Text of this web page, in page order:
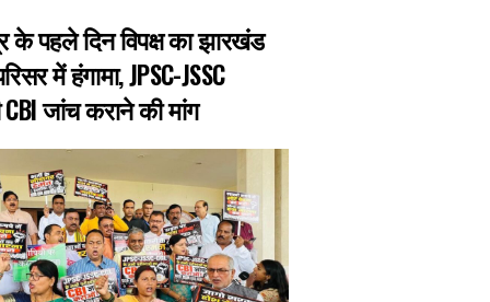
के पहले दिन विपक्ष का झारखंड
में हंगामा, JPSC-JSSC
CBI जांच कराने की मांग